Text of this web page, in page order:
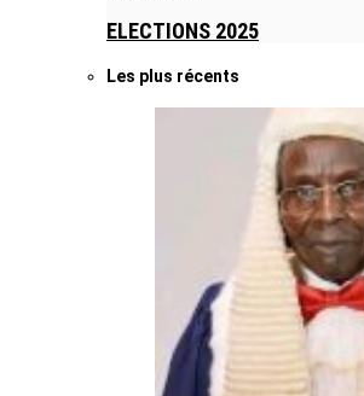
ELECTIONS 2025
Les plus récents